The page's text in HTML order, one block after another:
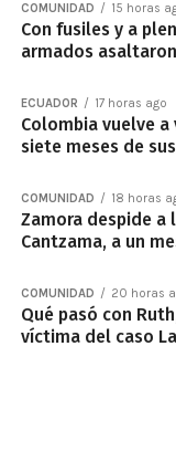
COMUNIDAD 15 horas
Con fusiles y a
armados
ECUADOR 17 horas ago
Colombia vuelve
siete meses de
COMUNIDAD 18 horas
Zamora despide a
Cantzama, a un
COMUNIDAD 20 horas
Qué pasó con
víctima del caso